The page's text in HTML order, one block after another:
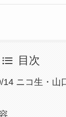
目次
ニコ生・山